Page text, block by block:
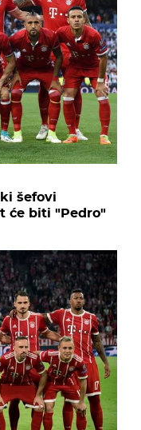
šefovi
će biti "Pedro"